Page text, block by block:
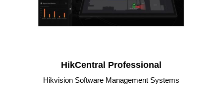
HikCentral Professional
Hikvision Software Management Systems